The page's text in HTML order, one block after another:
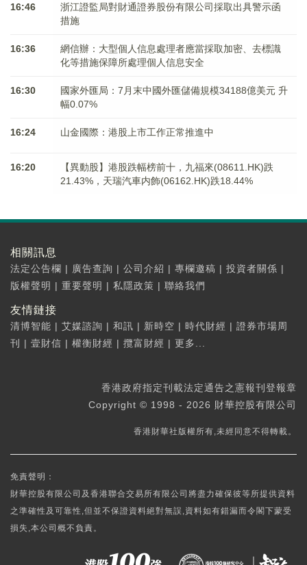
16:46
浙江證監局對財通證券股份有限公司採取出具警示函
措施
16:36
網信辦：大型個人信息處理者應當採取加密、去標識
化等措施保障所處理個人信息安全
16:30
國家外匯局：7月末中國外匯儲備規模34188億美元 升
幅0.07%
16:24 山金國際：港股上市工作正常推進中
16:20
【異動股】港股跌幅榜前十，九福來(08611.HK)跌
21.43%，天瑞汽車内飾(06162.HK)跌18.44%
相關訊息
法定公告欄 | 廣告查詢 | 公司介紹 | 專欄邀稿 | 投資者關係 |
版權聲明 | 重要聲明 | 私隱政策 | 聯絡我們
友情鏈接
清博智能 | 艾媒諮詢 | 和訊 | 新時空 | 時代財經 | 證券市場周
刊
| 壹財信 | 權衡財經 | 攬富財經 | 更多...
香港政府指定刊載法定通告之憲報刊登報章
Copyright © 1998 - 2026 財華控股有限公司
香港財華社版權所有,未經同意不得轉載。
免責聲明：
財華控股有限公司及香港聯合交易所有限公司將盡力確保彼等所提供資料
之準確性及可靠性,但並不保證資料絕對無誤,資料如有錯漏而令閣下蒙受
損失,本公司概不負責。